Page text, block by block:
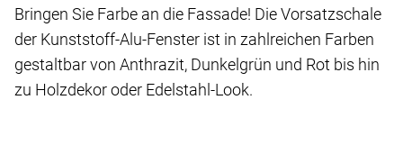
Bringen Sie Farbe an die Fassade! Die Vorsatzschale
der Kunststoff-Alu-Fenster ist in zahlreichen Farben
gestaltbar von Anthrazit, Dunkelgrün und Rot bis hin
zu Holzdekor oder Edelstahl-Look.